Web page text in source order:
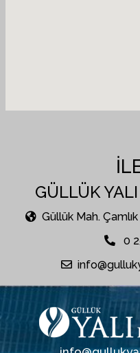
GÜLLÜK
Güllük Mah.
0